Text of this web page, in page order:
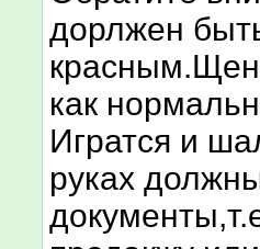
дорлжен
как
Игратся и
руках